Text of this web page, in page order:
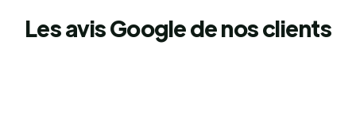
Les avis Google de nos clients